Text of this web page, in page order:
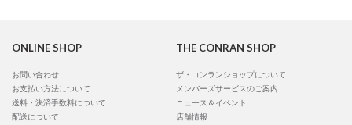
ONLINE SHOP
お問い合わせ
お支払い方法について
送料・決済手数料について
配送について
THE CONRAN SHOP
ザ・コンランショップについて
メンバーズサービスのご案内
ニュース＆イベント
店舗情報